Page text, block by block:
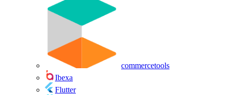
commercetools
Ibexa
Flutter